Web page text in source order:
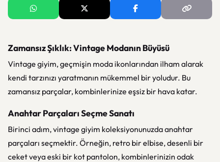
Zamansız Şıklık: Vintage Modanın Büyüsü
Vintage giyim, geçmişin moda ikonlarından ilham alarak
kendi tarzınızı yaratmanın mükemmel bir yoludur. Bu
zamansız parçalar, kombinlerinize eşsiz bir hava katar.
Anahtar Parçaları Seçme Sanatı
Birinci adım, vintage giyim koleksiyonunuzda anahtar
parçaları seçmektir. Örneğin, retro bir elbise, desenli bir
ceket veya eski bir kot pantolon, kombinlerinizin odak